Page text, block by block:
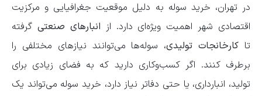
در تهران، خرید سوله به دلیل موقعیت جغرافیایی و مرکزیت
اقتصادی شهر اهمیت ویژه‌ای دارد. از انبارهای صنعتی گرفته
تا کارخانجات تولیدی، سوله‌ها می‌توانند نیازهای مختلفی را
برطرف کنند. اگر کسب‌وکاری دارید که به فضای زیادی برای
تولید، انبارداری، یا حتی دفاتر نیاز دارد، خرید سوله می‌تواند یک